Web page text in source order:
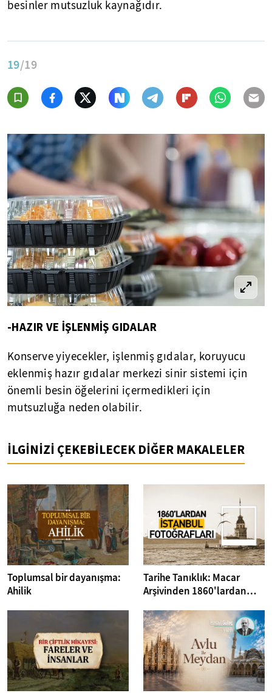
besinler mutsuzluk kaynağıdır.
19/19
-HAZIR VE İŞLENMİŞ GIDALAR
Konserve yiyecekler, işlenmiş gıdalar, koruyucu
eklenmiş hazır gıdalar merkezi sinir sistemi için
önemli besin öğelerini içermedikleri için
mutsuzluğa neden olabilir.
İLGİNİZİ ÇEKEBİLECEK DİĞER MAKALELER
Toplumsal bir dayanışma:
Ahilik
Tarihe Tanıklık: Macar
Arşivinden 1860'lardan